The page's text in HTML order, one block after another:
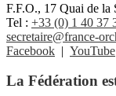
F.F.O., 17 Quai de la
Tel : +33 (0) 1 40 37
secretaire@france-
Facebook | YouTube
La Fédération